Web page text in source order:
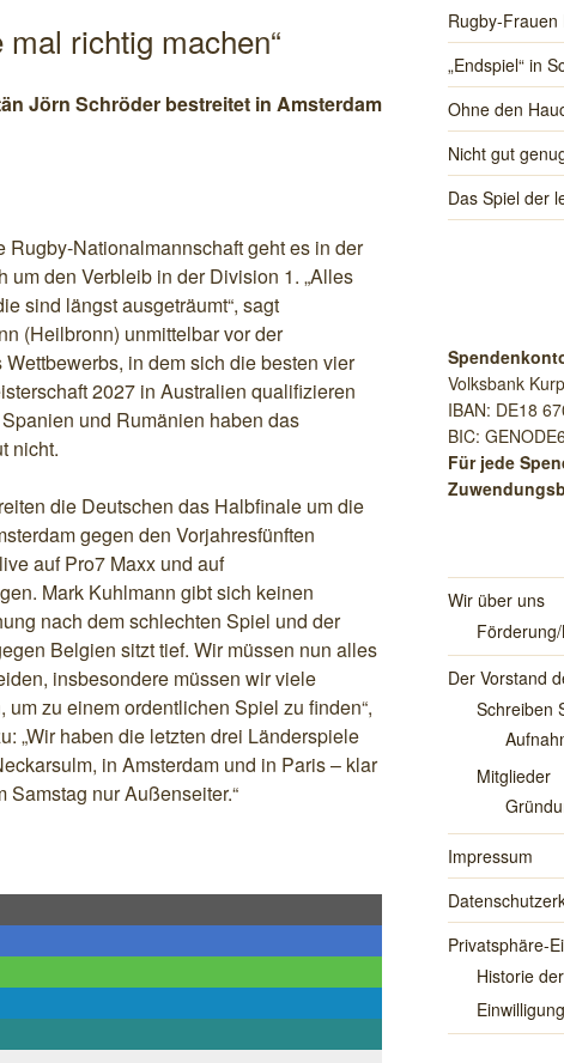
richtig machen“
Jörn Schröder bestreitet in Amsterdam
Rugby-Nationalmannschaft geht es in der
um den Verbleib in der Division 1. „Alles
sind längst ausgeträumt“, sagt
(Heilbronn) unmittelbar vor der
in dem sich die besten vier
2027 in Australien qualifizieren
und Rumänien haben das
nicht.
die Deutschen das Halbfinale um die
gegen den Vorjahresfünften
auf Pro7 Maxx und auf
Mark Kuhlmann gibt sich keinen
nach dem schlechten Spiel und der
Belgien sitzt tief. Wir müssen nun alles
insbesondere müssen wir viele
zu einem ordentlichen Spiel zu finden“,
„Wir haben die letzten drei Länderspiele
in Amsterdam und in Paris – klar
nur Außenseiter.“
Rugby-
„Endspiel“ in
Ohne den
Nicht gut
Das Spiel der
Volksbank
IBAN: DE18
BIC:
Für jede
Wir über uns
Der Vorstand
Schreiben
Mitglieder
Impressum
Privatsphäre-
Historie